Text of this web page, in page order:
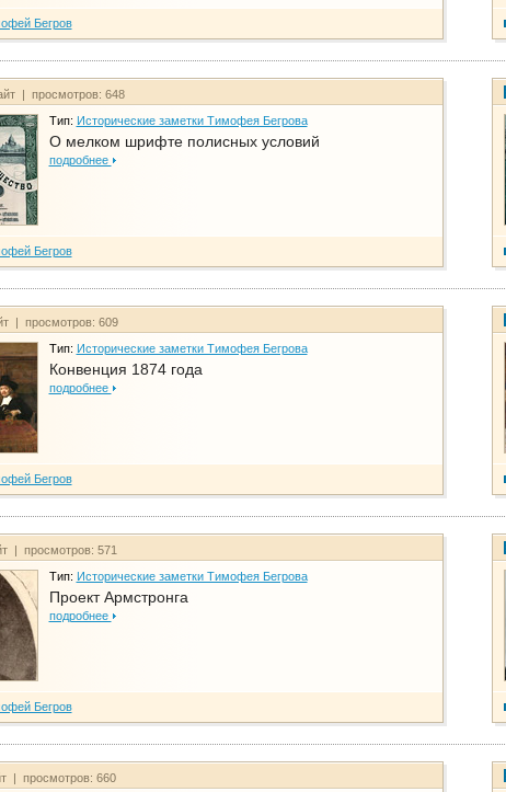
Бегров
| просмотров: 648
Тип: Исторические заметки Тимофея Бегрова
О мелком шрифте полисных условий
подробнее
Бегров
| просмотров: 609
Тип: Исторические заметки Тимофея Бегрова
Конвенция 1874 года
подробнее
Бегров
| просмотров: 571
Тип: Исторические заметки Тимофея Бегрова
Проект Армстронга
подробнее
Бегров
| просмотров: 660